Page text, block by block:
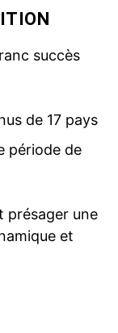
succès
de 17 pays
période de
présager une
et